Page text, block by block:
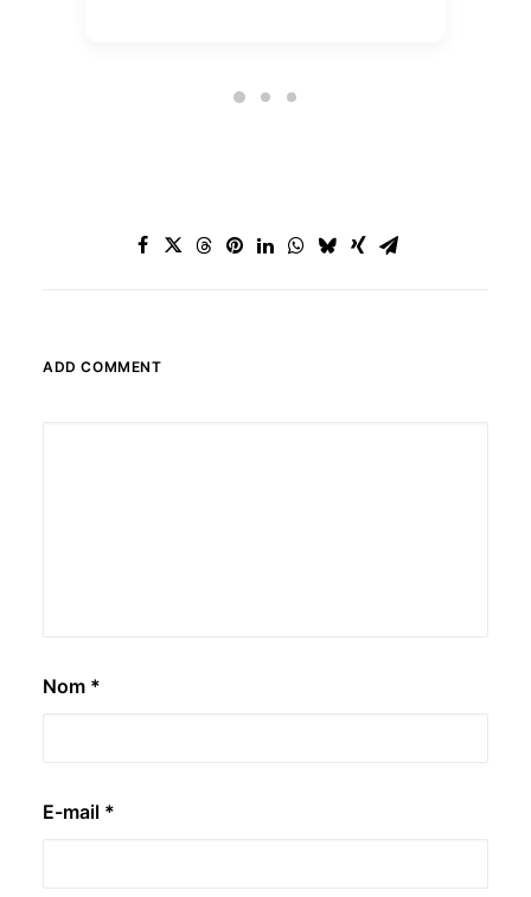
ADD COMMENT
Nom *
E-mail *